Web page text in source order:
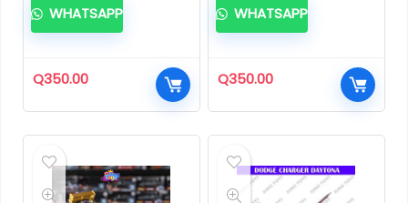
Q350.00
WHATSAPP
Q350.00
WHATSAPP